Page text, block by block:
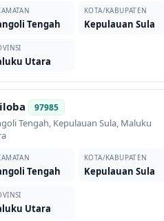
Tengah
KOTA/KABUPATEN
Kepulauan Sula
Utara
97985
Tengah, Kepulauan Sula, Maluku
Tengah
KOTA/KABUPATEN
Kepulauan Sula
Utara